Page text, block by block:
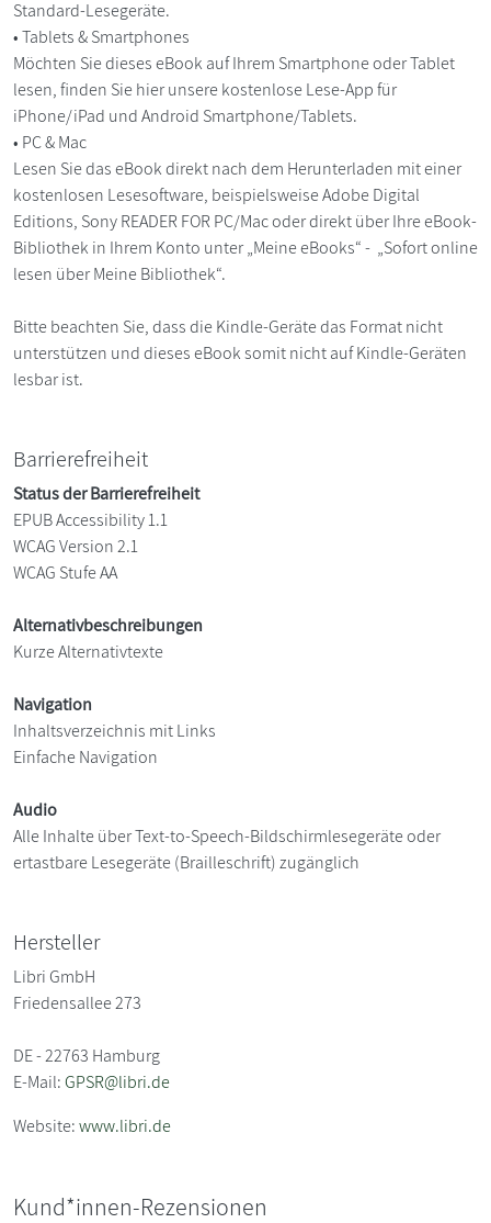
Standard-Lesegeräte.
• Tablets & Smartphones
Möchten Sie dieses eBook auf Ihrem Smartphone oder Tablet
lesen, finden Sie hier unsere kostenlose Lese-App für
iPhone/iPad und Android Smartphone/Tablets.
• PC & Mac
Lesen Sie das eBook direkt nach dem Herunterladen mit einer
kostenlosen Lesesoftware, beispielsweise Adobe Digital
Editions, Sony READER FOR PC/Mac oder direkt über Ihre eBook-
Bibliothek in Ihrem Konto unter „Meine eBooks“ - „Sofort online
lesen über Meine Bibliothek“.
Bitte beachten Sie, dass die Kindle-Geräte das Format nicht
unterstützen und dieses eBook somit nicht auf Kindle-Geräten
lesbar ist.
Barrierefreiheit
Status der Barrierefreiheit
EPUB Accessibility 1.1
WCAG Version 2.1
WCAG Stufe AA
Alternativbeschreibungen
Kurze Alternativtexte
Navigation
Inhaltsverzeichnis mit Links
Einfache Navigation
Audio
Alle Inhalte über Text-to-Speech-Bildschirmlesegeräte oder
ertastbare Lesegeräte (Brailleschrift) zugänglich
Hersteller
Libri GmbH
Friedensallee 273
DE - 22763 Hamburg
E-Mail:GPSR@libri.de
Website:www.libri.de
Kund*innen-Rezensionen